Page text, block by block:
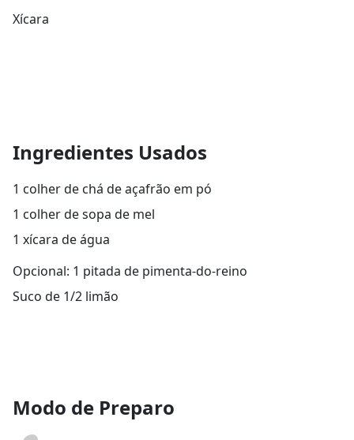
Xícara
Ingredientes Usados
1 colher de chá de açafrão em pó
1 colher de sopa de mel
1 xícara de água
Opcional: 1 pitada de pimenta-do-reino
Suco de 1/2 limão
Modo de Preparo